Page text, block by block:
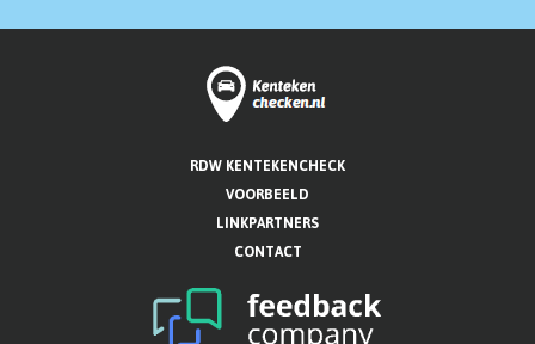
RDW KENTEKENCHECK
VOORBEELD
LINKPARTNERS
CONTACT